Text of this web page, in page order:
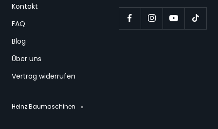
Kontakt
FAQ
Blog
Über uns
Vertrag widerrufen
Heinz Baumaschinen